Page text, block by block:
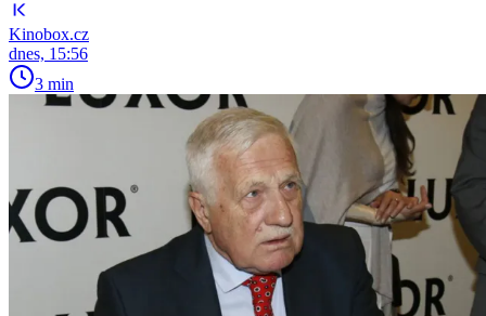
Kinobox.cz
dnes, 15:56
3 min